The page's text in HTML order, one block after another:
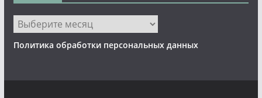
Архивы
Политика обработки персональных данных